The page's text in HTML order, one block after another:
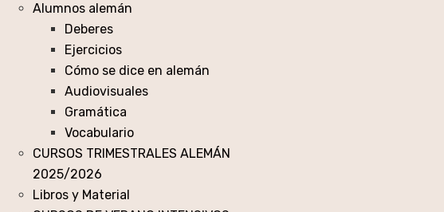
Alumnos alemán
Deberes
Ejercicios
Cómo se dice en alemán
Audiovisuales
Gramática
Vocabulario
CURSOS TRIMESTRALES ALEMÁN
2025/2026
Libros y Material